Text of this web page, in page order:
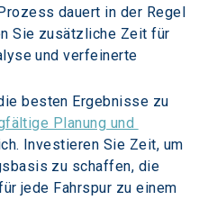
dauert in der Regel
Sie zusätzliche Zeit für
und verfeinerte
besten Ergebnisse zu
Planung und
Investieren Sie Zeit, um
zu schaffen, die
jede Fahrspur zu einem